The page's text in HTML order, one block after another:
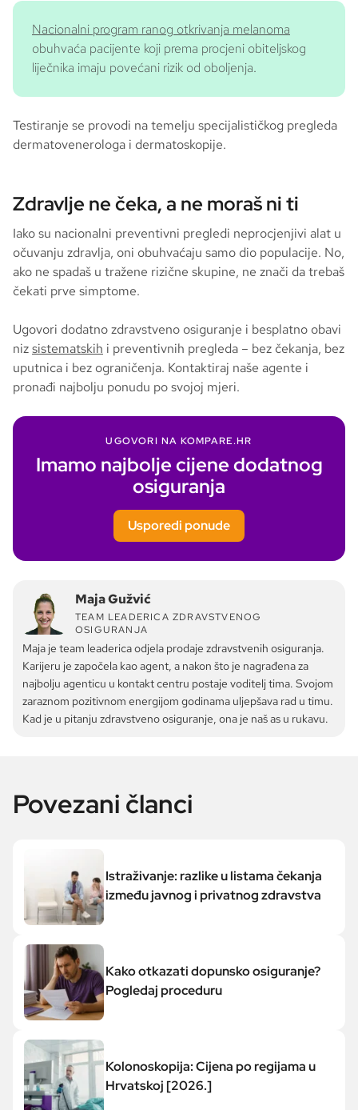
Nacionalni program ranog otkrivanja melanoma
obuhvaća pacijente koji prema procjeni obiteljskog
liječnika imaju povećani rizik od oboljenja.
Testiranje se provodi na temelju specijalističkog pregleda
dermatovenerologa i dermatoskopije.
Zdravlje ne čeka, a ne moraš ni ti
Iako su nacionalni preventivni pregledi neprocjenjivi alat u
očuvanju zdravlja, oni obuhvaćaju samo dio populacije. No,
ako ne spadaš u tražene rizične skupine, ne znači da trebaš
čekati prve simptome.
Ugovori dodatno zdravstveno osiguranje i besplatno obavi
nizsistematskih i preventivnih pregleda – bez čekanja, bez
uputnica i bez ograničenja. Kontaktiraj naše agente i
pronađi najbolju ponudu po svojoj mjeri.
UGOVORI NA KOMPARE.HR
Imamo najbolje cijene dodatnog
osiguranja
Usporedi ponude
Maja Gužvić
TEAM LEADERICA ZDRAVSTVENOG
OSIGURANJA
Maja je team leaderica odjela prodaje zdravstvenih osiguranja.
Karijeru je započela kao agent, a nakon što je nagrađena za
najbolju agenticu u kontakt centru postaje voditelj tima. Svojom
zaraznom pozitivnom energijom godinama uljepšava rad u timu.
Kad je u pitanju zdravstveno osiguranje, ona je naš as u rukavu.
Povezani članci
Istraživanje: razlike u listama čekanja
između javnog i privatnog zdravstva
Kako otkazati dopunsko osiguranje?
Pogledaj proceduru
Kolonoskopija: Cijena po regijama u
Hrvatskoj [2026.]